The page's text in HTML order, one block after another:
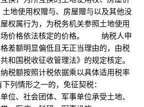
使用权赠与、房屋赠与以及其他没
权属行为，为税务机关参照土地使用
场价格依法核定的价格。 纳税人申
差额明显偏低且无正当理由的，由税
和国税收征收管理法》的规定核定。
额按照计税依据乘以具体适用税率
情形之一的，免征契税：
位、社会团体、军事单位承受土地、